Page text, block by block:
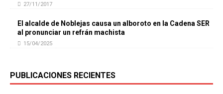
27/11/2017
El alcalde de Noblejas causa un alboroto en la Cadena SER
al pronunciar un refrán machista
15/04/2025
PUBLICACIONES RECIENTES